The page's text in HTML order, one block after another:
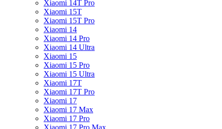
Xiaomi 14T Pro
Xiaomi 15T
Xiaomi 15T Pro
Xiaomi 14
Xiaomi 14 Pro
Xiaomi 14 Ultra
Xiaomi 15
Xiaomi 15 Pro
Xiaomi 15 Ultra
Xiaomi 17T
Xiaomi 17T Pro
Xiaomi 17
Xiaomi 17 Max
Xiaomi 17 Pro
Xiaomi 17 Pro Max